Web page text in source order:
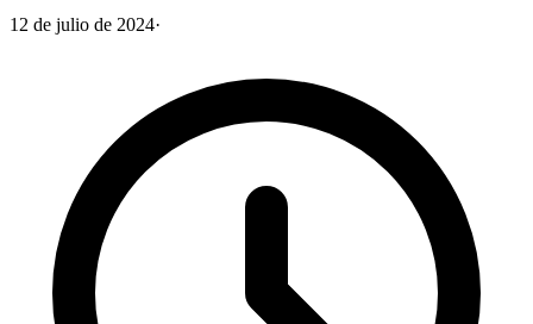
12 de julio de 2024·